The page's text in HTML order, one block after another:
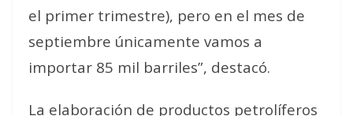
el primer trimestre), pero en el mes de
septiembre únicamente vamos a
importar 85 mil barriles”, destacó.
La elaboración de productos petrolíferos